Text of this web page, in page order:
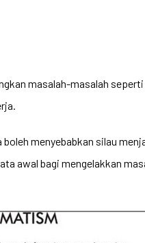
masalah-masalah
menyebabkan silau
awal bagi mengelakkan